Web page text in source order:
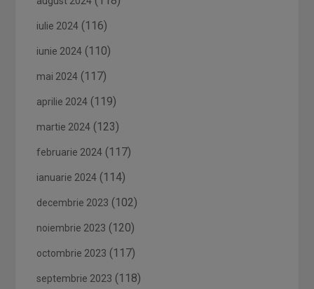
iulie 2024 (116)
iunie 2024 (110)
mai 2024 (117)
aprilie 2024 (119)
martie 2024 (123)
februarie 2024 (117)
ianuarie 2024 (114)
decembrie 2023 (102)
noiembrie 2023 (120)
octombrie 2023 (117)
septembrie 2023 (118)